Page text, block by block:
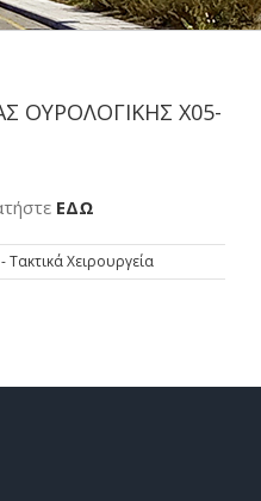
ΟΥΡΟΛΟΓΙΚΗΣ Χ05-
ΕΔΩ
Τακτικά Χειρουργεία